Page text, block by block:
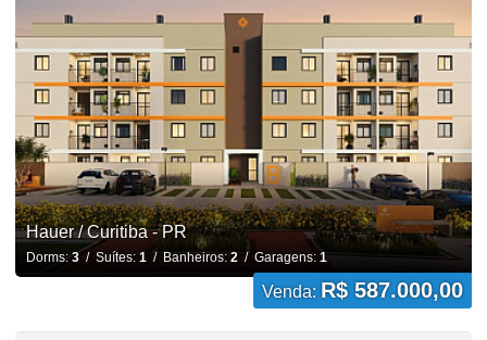
Hauer / Curitiba - PR
Dorms:3/ Suítes: 1/ Banheiros: 2/ Garagens: 1
Venda: R$ 587.000,00